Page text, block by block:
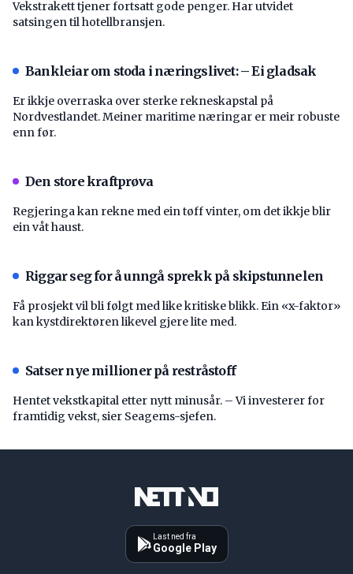
Vekstrakett tjener fortsatt gode penger. Har utvidet
satsingen til hotellbransjen.
Bankleiar om stoda i næringslivet: – Ei gladsak
Er ikkje overraska over sterke rekneskapstal på
Nordvestlandet. Meiner maritime næringar er meir robuste
enn før.
Den store kraftprøva
Regjeringa kan rekne med ein tøff vinter, om det ikkje blir
ein våt haust.
Riggar seg for å unngå sprekk på skipstunnelen
Få prosjekt vil bli følgt med like kritiske blikk. Ein «x-faktor»
kan kystdirektøren likevel gjere lite med.
Satser nye millioner på restråstoff
Hentet vekstkapital etter nytt minusår. – Vi investerer for
framtidig vekst, sier Seagems-sjefen.
Last ned fra
Google Play